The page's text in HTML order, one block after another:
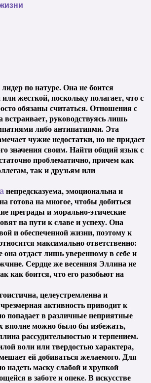
лидер по натуре. Она не боится
или жесткой, поскольку полагает, что с
обязаны считаться. Отношения с
руководствуясь лишь
либо антипатиями. Эта
чужие недостатки, но не придает
значения своим. Найти общий язык с
проблематично, причем как
так и друзьям или
непредсказуема, эмоциональна и
готова на многое, чтобы добиться
преграды и морально-этические
на пути к славе и успеху. Она
и обеспеченной жизни, поэтому к
максимально ответственно:
она отдаст лишь уверенному в себе и
Сердце же весенняя Эллина не
как боится, что его разобьют на
целеустремленна и
активность приводит к
попадает в различные неприятные
вполне можно было бы избежать,
рассудительностью и терпением.
воли или твердостью характера,
ей добиваться желаемого. Для
надеть маску слабой и хрупкой
в заботе и опеке. В искусстве